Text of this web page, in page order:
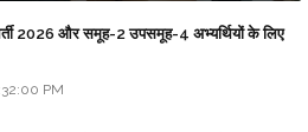
2026 और समूह-2 उपसमूह-4 अभ्यर्थियों के लिए
PM